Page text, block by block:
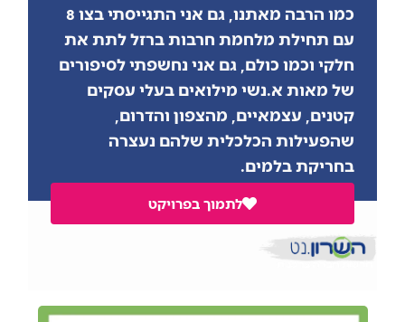
כמו הרבה מאתנו, גם אני התגייסתי בצו 8
עם תחילת מלחמת חרבות ברזל לתת את
חלקי וכמו כולם, גם אני נחשפתי לסיפורים
של מאות א.נשי מילואים בעלי עסקים
קטנים, עצמאיים, מהצפון והדרום,
שהפעילות הכלכלית שלהם נעצרה
בחריקת בלמים.
לתמוך בפרויקט